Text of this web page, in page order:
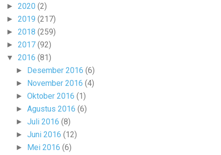
► 2020 (2)
► 2019 (217)
► 2018 (259)
► 2017 (92)
▼ 2016 (81)
► Desember 2016(6)
► November 2016(4)
►Oktober 2016(1)
►Agustus 2016(6)
►Juli 2016(8)
►Juni 2016(12)
► Mei 2016(6)